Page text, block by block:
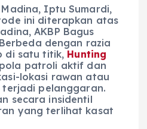
Iptu Sumardi,
ini diterapkan atas
AKBP Bagus
dengan razia
di satu titik, Hunting
patroli aktif dan
lokasi rawan atau
pelanggaran.
secara insidentil
yang terlihat kasat